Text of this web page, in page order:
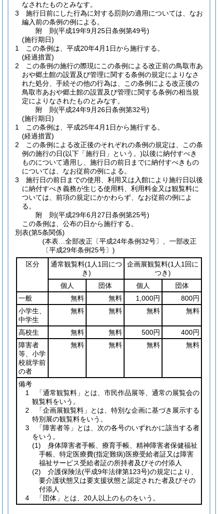
なされたものとみなす。
3
施行日前にした行為に対する罰則の適用については、なお
編入前の条例の例による。
附 則(平成19年9月25日条例第49号)
(施行期日)
1
この条例は、平成20年4月1日から施行する。
(経過措置)
2
この条例の施行の際現にこの条例による改正前の鳥取市あ
おや郷土館の設置及び管理に関する条例の規定によりなさ
れた処分、手続その他の行為は、この条例による改正後の
鳥取市あおや郷土館の設置及び管理に関する条例の相当規
定によりなされたものとみなす。
附 則(平成24年9月26日条例第32号)
(施行期日)
1
この条例は、平成25年4月1日から施行する。
(経過措置)
2
この条例による改正後のそれぞれの条例の規定は、この条
例の施行の日(以下「施行日」という。)以後に納付すべき
ものについて適用し、施行日の前日までに納付すべきもの
については、なお従前の例による。
3
施行日の前日までの使用、利用又は入館により施行日以後
に納付すべき義務が生じる使用料、利用料金又は観覧料に
ついては、前項の規定にかかわらず、なお従前の例によ
る。
附 則(平成29年6月27日条例第25号)
この条例は、公布の日から施行する。
別表(第5条関係)
(本表…全部改正〔平成24年条例32号〕、一部改正
〔平成29年条例25号〕)
区分
通常観覧料(1人1回につ
き)
企画展観覧料(1人1回に
つき)
個人
団体 個人
団体
一般
無料 無料 1,000円
800円
小学生、
中学生
無料 無料 無料 無料
高校生 無料 無料 500円
400円
障害者
等、小学
校就学前
の者
無料 無料 無料 無料
備考
1 「通常観覧料」とは、市民作品展等、通常の展覧会の
観覧料をいう。
2 「企画展観覧料」とは、特別な企画に基づき展示する
特別展の観覧料をいう。
3 「障害者等」とは、次の各号のいずれかに該当する者
をいう。
(1) 身体障害者手帳、療育手帳、精神障害者保健福祉
手帳、特定医療費(指定難病)医療受給者証又は障害
福祉サービス受給者証の所持者及びその付添人
(2) 介護保険法(平成9年法律第123号)の規定により、
要介護状態又は要支援状態と認定された者及びその
付添人
4 「団体」とは、20人以上のものをいう。